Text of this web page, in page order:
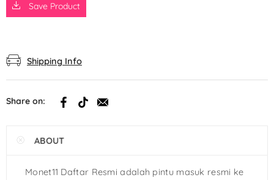
Save Product
Shipping Info
Share on:
ABOUT
Monet11 Daftar Resmi adalah pintu masuk resmi ke